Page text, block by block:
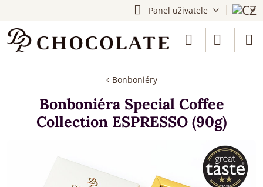
Panel uživatele
Bonboniéry
Bonboniéra Special Coffee
Collection ESPRESSO (90g)